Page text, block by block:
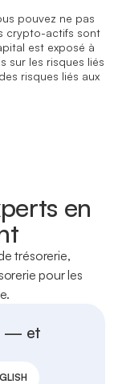
pouvez ne pas
crypto-actifs sont
est exposé à
sur les risques liés
risques liés aux
en
trésorerie,
pour les
— et